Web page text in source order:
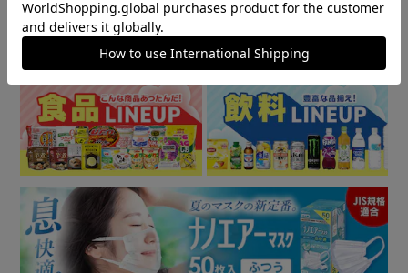
商品情報
▼ 食品・飲料おすすめ ▼